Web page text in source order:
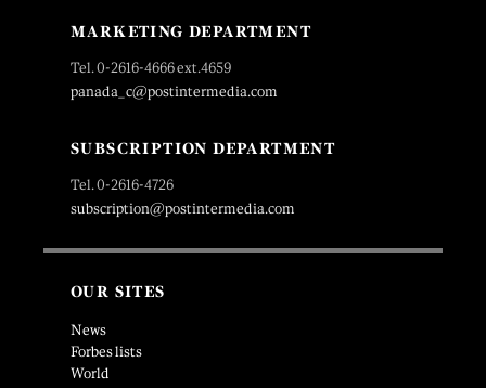
MARKETING DEPARTMENT
Tel. 0-2616-4666 ext.4659
panada_c@postintermedia.com
SUBSCRIPTION DEPARTMENT
Tel. 0-2616-4726
subscription@postintermedia.com
OUR SITES
News
Forbes lists
World